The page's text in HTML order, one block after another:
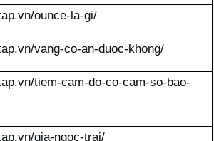
ounce-la-gi/
vang-co-an-duoc-khong/
tiem-cam-do-co-cam-so-bao-
gia-ngoc-trai/